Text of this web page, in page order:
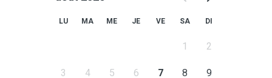
LU MA ME JE VE SA DI
1 2
3 4 5 6 7 8 9